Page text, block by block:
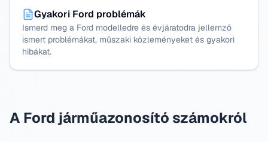
Gyakori Ford problémák
Ismerd meg a Ford modelledre és évjáratodra jellemző
ismert problémákat, műszaki közleményeket és gyakori
hibákat.
A Ford járműazonosító számokról